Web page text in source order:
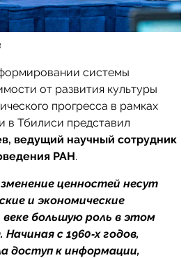
системы
от развития культуры
прогресса в рамках
в Тбилиси представил
ведущий научный сотрудник
РАН.
ценностей несут
и экономические
веке большую роль в этом
с 1960‑х годов,
доступ к информации,